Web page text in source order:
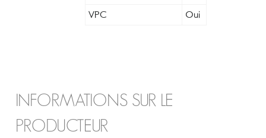
VPC Oui
INFORMATIONS SUR LE
PRODUCTEUR